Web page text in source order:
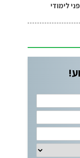
לימודי